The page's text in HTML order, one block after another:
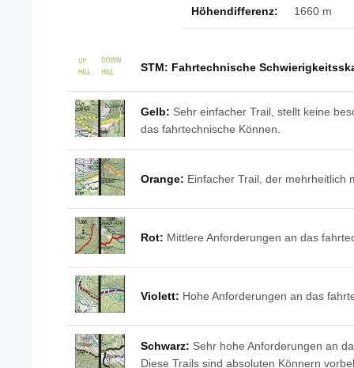
Höhendifferenz: 1660 m
STM: Fahrtechnische
Gelb: Sehr einfacher Trail, stellt keine
das fahrtechnische Können.
Orange: Einfacher Trail, der mehrheitlich
Rot: Mittlere Anforderungen an das
Violett: Hohe Anforderungen an das
Schwarz: Sehr hohe Anforderungen an
Diese Trails sind absoluten Könnern